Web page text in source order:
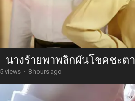
นางร้ายพาพลิกผันโชคชะตา
5 views · 8 hours ago